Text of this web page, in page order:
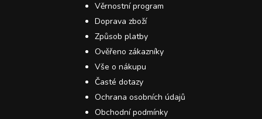
Věrnostní program
Doprava zboží
Způsob platby
Ověřeno zákazníky
Vše o nákupu
Časté dotazy
Ochrana osobních údajů
Obchodní podmínky